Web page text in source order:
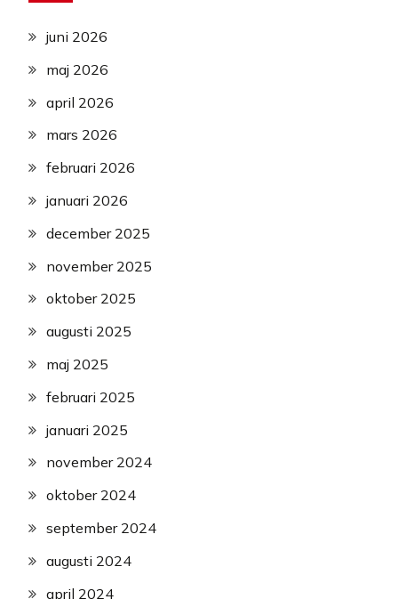
juni 2026
maj 2026
april 2026
mars 2026
februari 2026
januari 2026
december 2025
november 2025
oktober 2025
augusti 2025
maj 2025
februari 2025
januari 2025
november 2024
oktober 2024
september 2024
augusti 2024
april 2024